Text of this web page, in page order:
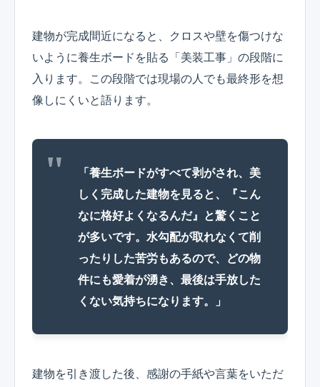
建物が完成間近になると、クロスや壁を傷つけな
いように養生ボードを貼る「美装工事」の段階に
入ります。この段階では現場の人でも最終形を想
像しにくいと語ります。
「養生ボードがすべて剥がされ、美
しく完成した建物を見ると、『こん
なに格好よくなるんだ』と驚くこと
が多いです。水勾配が取れなくて削
ったりした苦労もあるので、どの物
件にも愛着が湧き、最後は手放した
くない気持ちになります。」
建物を引き渡した後、感謝の手紙や言葉をいただ